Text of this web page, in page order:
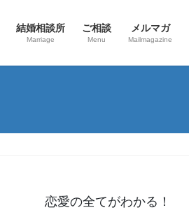
結婚相談所
Marriage
ご相談
Menu
メルマガ
Mailmagazine
恋愛の全てがわかる！